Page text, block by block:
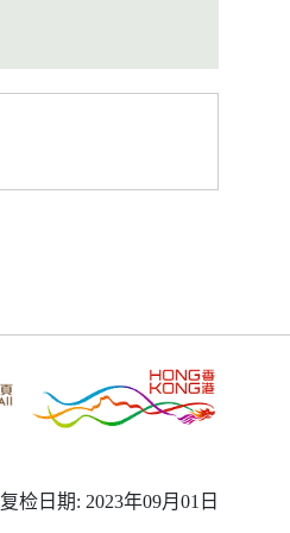
复检日期: 2023年09月01日